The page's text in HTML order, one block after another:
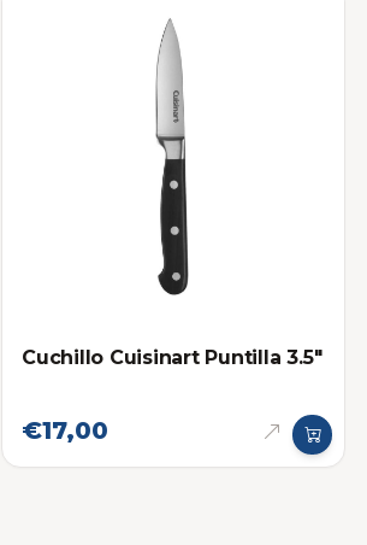
Cuchillo Cuisinart Puntilla 3.5"
€17,00